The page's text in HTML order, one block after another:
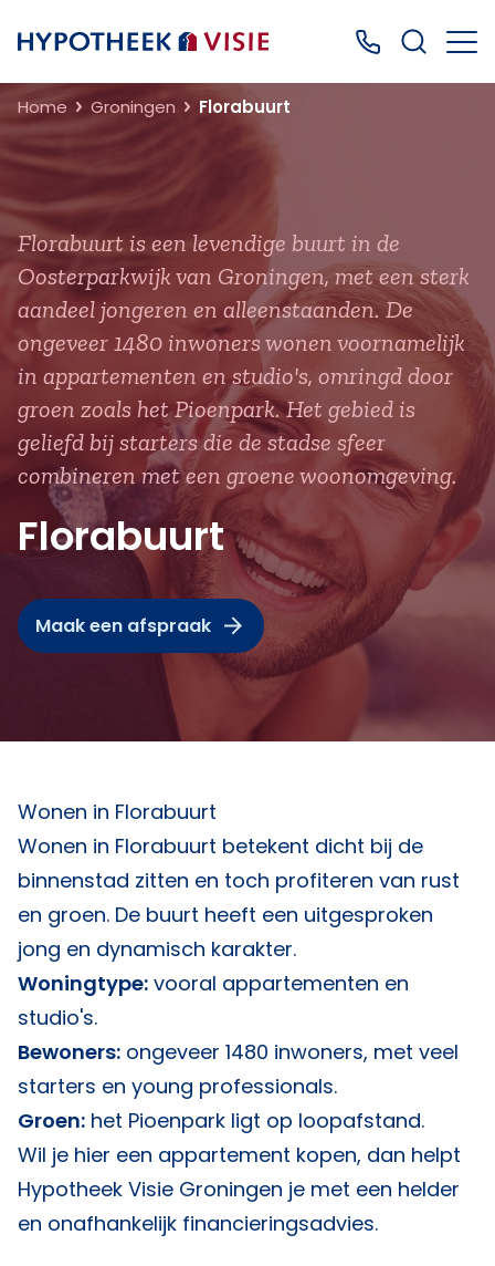
Terug naar home Bel ons: 0499
Home Groningen Florabuurt
Florabuurt is een levendige buurt in de
Oosterparkwijk van Groningen, met een sterk
aandeel jongeren en alleenstaanden. De
ongeveer 1480 inwoners wonen voornamelijk
in appartementen en studio's, omringd door
groen zoals het Pioenpark. Het gebied is
geliefd bij starters die de stadse sfeer
combineren met een groene woonomgeving.
Florabuurt
Maak een afspraak
Wonen in Florabuurt
Wonen in Florabuurt betekent dicht bij de
binnenstad zitten en toch profiteren van rust
en groen. De buurt heeft een uitgesproken
jong en dynamisch karakter.
Woningtype: vooral appartementen en
studio's.
Bewoners: ongeveer 1480 inwoners, met veel
starters en young professionals.
Groen: het Pioenpark ligt op loopafstand.
Wil je hier een appartement kopen, dan helpt
Hypotheek Visie Groningen je met een helder
en onafhankelijk financieringsadvies.